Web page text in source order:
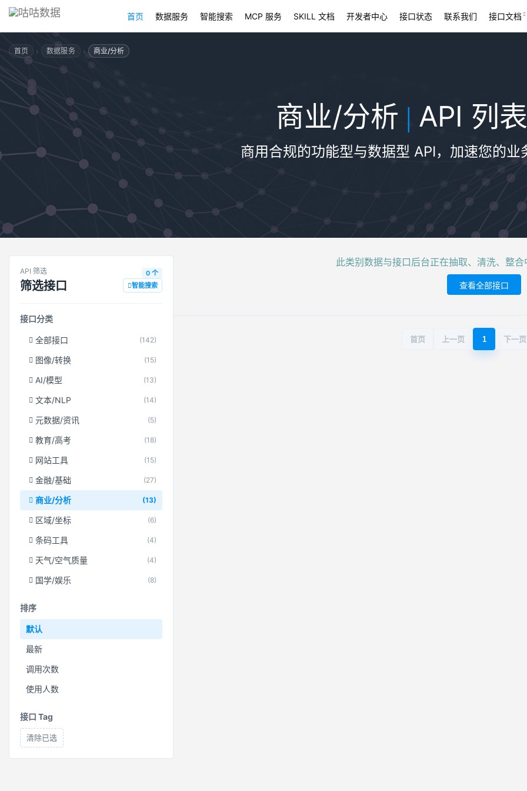
首页 数据服务 智能搜索 MCP 服务 SKILL 文档 开发者中心 接口状态 联系我们 接口文档
首页 › 数据服务 › 商业/分析
商业/分析 | API 列表
商用合规的功能型与数据型 API，加速您的业
API 筛选
筛选接口
0 个
智能搜索
接口分类
全部接口 (142)
图像/转换 (15)
AI/模型 (13)
文本/NLP (14)
元数据/资讯 (5)
教育/高考 (18)
网站工具 (15)
金融/基础 (27)
商业/分析 (13)
区域/坐标 (6)
条码工具 (4)
天气/空气质量 (4)
国学/娱乐 (8)
排序
默认
最新
调用次数
使用人数
接口 Tag
清除已选
此类别数据与接口后台正在抽取、清洗、整
查看全部接口
首页 上一页 1 下一页